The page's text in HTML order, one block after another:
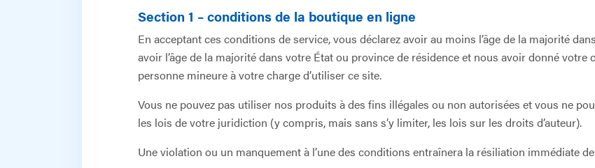
Section 1 – conditions de la boutique en ligne
En acceptant ces conditions de service, vous déclarez avoir au moins l’âge de la majorité
avoir l’âge de la majorité dans votre État ou province de résidence et nous avoir donné
personne mineure à votre charge d’utiliser ce site.
Vous ne pouvez pas utiliser nos produits à des fins illégales ou non autorisées et vous ne
les lois de votre juridiction (y compris, mais sans s’y limiter, les lois sur les droits d’auteur).
Une violation ou un manquement à l’une des conditions entraînera la résiliation immédiate